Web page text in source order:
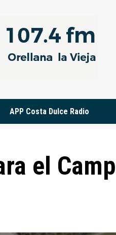
APP Costa Dulce Radio
el